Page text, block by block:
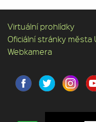
Virtuální prohlídky
Oficiální stránky města
Webkamera